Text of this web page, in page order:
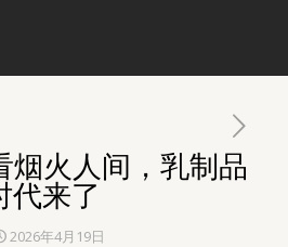
烟火人间，乳制品
代来了
2026年4月19日